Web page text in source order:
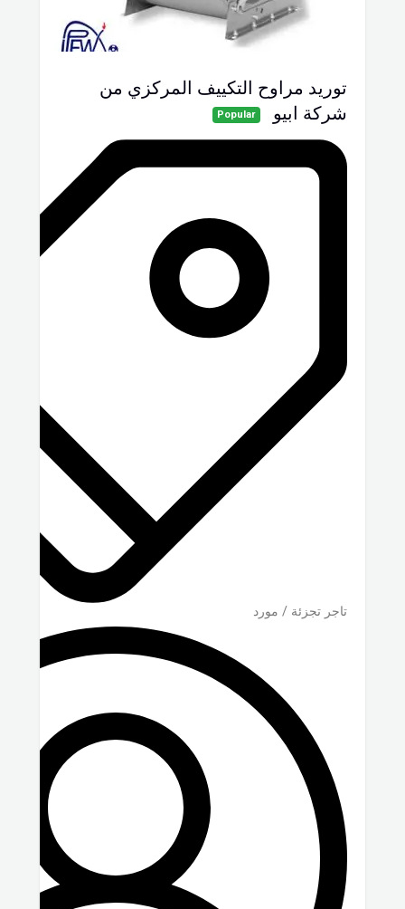
توريد مراوح التكييف المركزي من
شركة ابيو
Popular
تاجر تجزئة / مورد